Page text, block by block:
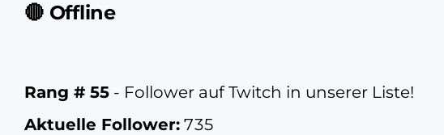
🔴 Offline
Rang # 55 - Follower auf Twitch in unserer Liste!
Aktuelle Follower: 735